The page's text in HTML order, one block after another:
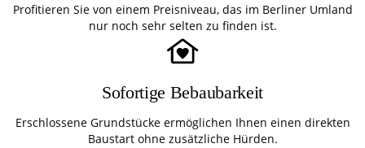
Profitieren Sie von einem Preisniveau, das im Berliner Umland
nur noch sehr selten zu finden ist.
Sofortige Bebaubarkeit
Erschlossene Grundstücke ermöglichen Ihnen einen direkten
Baustart ohne zusätzliche Hürden.